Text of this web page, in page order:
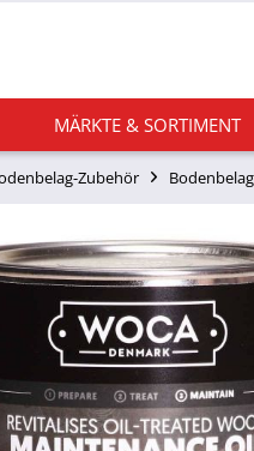
MÄRKTE & SORTIMENT
Zubehör